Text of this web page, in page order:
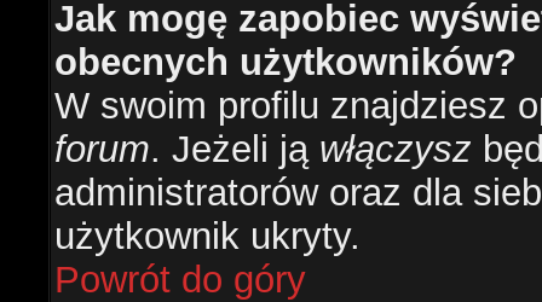
Jak mogę zapobiec
obecnych użytkowników?
W swoim profilu znajdziesz
forum. Jeżeli ją włączysz
administratorów oraz dla
użytkownik ukryty.
Powrót do góry